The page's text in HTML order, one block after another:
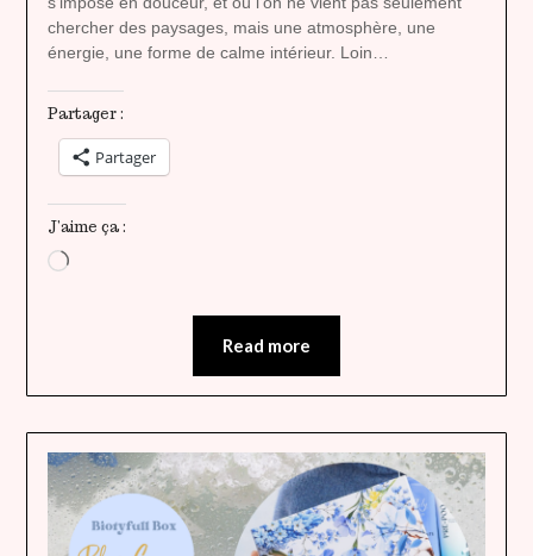
chercher des paysages, mais une atmosphère, une
énergie, une forme de calme intérieur. Loin…
Partager :
Partager
J’aime ça :
Chargement…
Read more